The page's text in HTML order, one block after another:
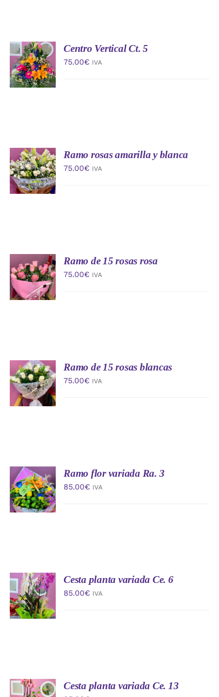
AÑADIR
AL
CARRITO
/
DETALLES
Centro Vertical Ct. 5
75.00€ IVA
AÑADIR
AL
CARRITO
/
DETALLES
Ramo rosas amarilla y blanca
75.00€ IVA
AÑADIR
AL
CARRITO
DETALLES
Ramo de 15 rosas rosa
75.00€ IVA
AÑADIR
AL
CARRITO
/
DETALLES
Ramo de 15 rosas blancas
75.00€ IVA
AÑADIR
AL
CARRITO
/
DETALLES
Ramo flor variada Ra. 3
85.00€ IVA
AÑADIR
AL
CARRITO
/
DETALLES
Cesta planta variada Ce. 6
85.00€ IVA
AÑADIR
AL
Cesta planta variada Ce. 13